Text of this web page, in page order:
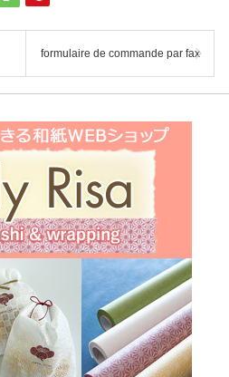
formulaire de commande par fax